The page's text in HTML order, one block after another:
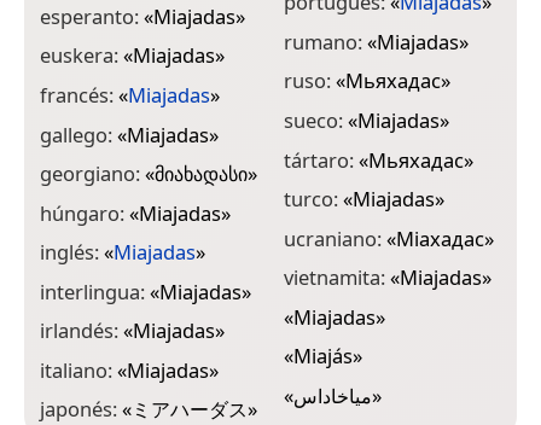
esperanto:«Miajadas»
euskera:«Miajadas»
francés:«Miajadas»
gallego:«Miajadas»
georgiano:«მიახადასი»
húngaro:«Miajadas»
inglés:«Miajadas»
interlingua:«Miajadas»
irlandés:«Miajadas»
italiano:«Miajadas»
japonés:«ミアハーダス»
rumano:«Miajadas»
ruso:«Мьяхадас»
sueco:«Miajadas»
tártaro:«Мьяхадас»
turco:«Miajadas»
ucraniano:«Міахадас»
vietnamita:«Miajadas»
«Miajadas»
«Miajás»
«مياخاداس»